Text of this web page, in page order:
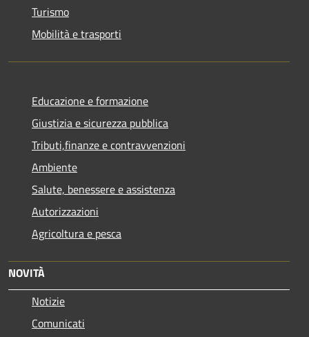
Turismo
Mobilità e trasporti
Educazione e formazione
Giustizia e sicurezza pubblica
Tributi,finanze e contravvenzioni
Ambiente
Salute, benessere e assistenza
Autorizzazioni
Agricoltura e pesca
NOVITÀ
Notizie
Comunicati